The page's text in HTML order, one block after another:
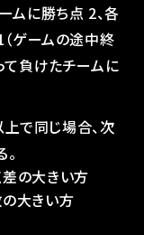
ムに勝ち点 2、各
ゲームの途中終
て負けたチームに
で同じ場合、次
の大きい方
大きい方